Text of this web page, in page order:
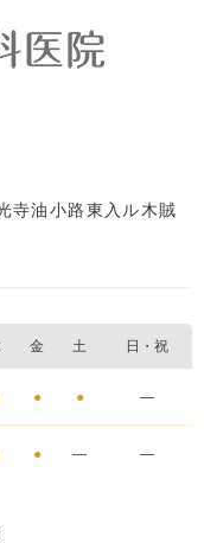
寺油小路東入ル木賊
金 土 日・祝
● ● ―
● ― ―